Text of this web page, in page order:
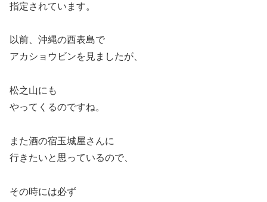
指定されています。
以前、沖縄の西表島で
アカショウビンを見ましたが、
松之山にも
やってくるのですね。
また酒の宿玉城屋さんに
行きたいと思っているので、
その時には必ず